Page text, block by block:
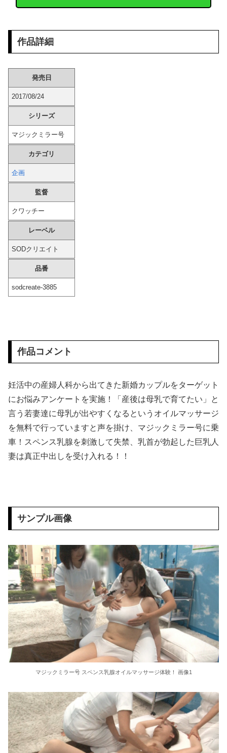
【画像】 女さん「性欲に支配された顔」→100000いいねWVW
中国、三峡ダムが全開放流。長江流域で深刻な洪水被害
【動画】 歌舞伎町女子さん、ラブホに行きたすぎてご乱心ｗｗｗ
【画像】 立松大湘南のチア、ガチで可愛かった件
【画像】 田んぼに謎の魚いたｗｗｗｗｗｗｗｗｗｗｗｗｗｗｗｗｗｗｗｗｗｗ
【悲報】 味噌ラーメンで行列、出来ない
【画像】 □リコン速報！現役◯学生グラドルの身体がオトナすぎるｗｗｗｗｗｗ
【動画】 全裸女子のシャワーシーンがYouTubeで見れると話題になってしまうｗｗｗｗｗｗ
【群馬】 デカいNinja乗りさん、後方確認しない軽四に当てられてしまう。
【衝撃】クリ○リスの皮剥かれる時ｗｗｗｗｗｗｗｗｗｗｗｗｗ
【シコ注意】 俺氏、スナック一人で飲みしてたOL(35)にホテルで乳首を吸われた結果ｗｗｗｗｗｗｗｗｗｗｗ
30秒で身寸米青させて即撤退ｗｗｗ クッソエ□い体の嫁とのセ○クス動画が神すぎるｗｗｗ
【画像】 女性、『大人の○もちゃ』を入れたままMRI検査を受けた結果 →
パンツまる見えになった浴衣女子がエ□過ぎ…エ●チなハプニングを撮った街撮りエ□画像
韓国のAVですが主役の女の子がお○ぱいデカくて最高ですｗｗｗ
【悲報】 明日、飛田給とかいう謎の場所に行くんやが何があるんや????・・・・・・・・・
五十路 美熟女ベスト 牧原れい子 4時間 奇跡の美貌マドンナ2
本田望結、久しぶりにセクシー巨乳投稿！やっぱりおっぱいでかかった！
【衝撃】インデックス投資で「20年後に資産2倍！」とか言ってる奴www
日本の花火大会 中国人「場所取り転売ヤー」の荒稼ぎイベントになってしまう
作品詳細
発売日
2017/08/24
シリーズ
マジックミラー号
カテゴリ
企画
監督
クワッチー
レーベル
SODクリエイト
品番
sodcreate-3885
作品コメント
妊活中の産婦人科から出てきた新婚カップルをターゲット
にお悩みアンケートを実施！「産後は母乳で育てたい」と
言う若妻達に母乳が出やすくなるというオイルマッサージ
を無料で行っていますと声を掛け、マジックミラー号に乗
車！スペンス乳腺を刺激して失禁、乳首が勃起した巨乳人
妻は真正中出しを受け入れる！！
サンプル画像
マジックミラー号 スペンス乳腺オイルマッサージ体験！ 画像1